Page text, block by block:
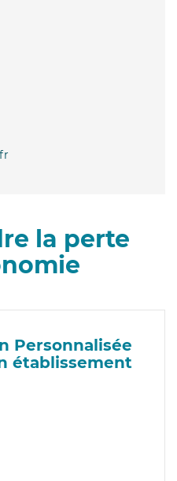
la perte
Personnalisée
établissement